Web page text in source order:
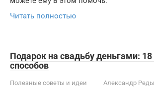
Читать полностью
Подарок на свадьбу деньгами:
способов
Полезные советы и идеи Александр